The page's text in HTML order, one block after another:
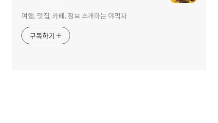
여행, 맛집, 카페, 정보 소개하는 야먹자
구독하기